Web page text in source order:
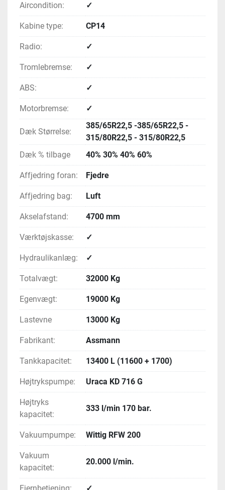
Aircondition: ✓
Kabine type: CP14
Radio: ✓
Tromlebremse: ✓
ABS: ✓
Motorbremse: ✓
Dæk Størrelse:
385/65R22,5 -385/65R22,5 -
315/80R22,5 - 315/80R22,5
Dæk % tilbage
40% 30% 40% 60%
Affjedring foran: Fjedre
Affjedring bag: Luft
Akselafstand: 4700 mm
Værktøjskasse: ✓
Hydraulikanlæg: ✓
Totalvægt: 32000 Kg
Egenvægt: 19000 Kg
Lastevne 13000 Kg
Fabrikant: Assmann
Tankkapacitet: 13400 L (11600 + 1700)
Højtrykspumpe: Uraca KD 716 G
Højtryks
kapacitet:
333 l/min 170 bar.
Vakuumpumpe: Wittig RFW 200
Vakuum
kapacitet:
20.000 l/min.